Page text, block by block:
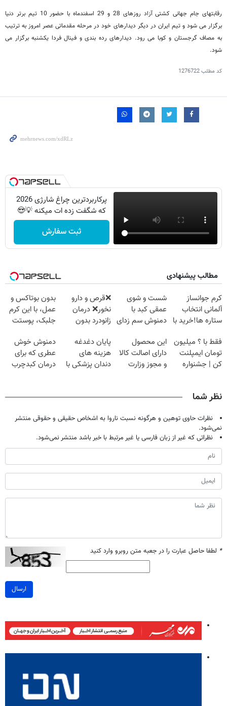
رقابتهای جام جهانی کشتی آزاد روزهای 28 و 29 اسفندماه با حضور 10 تیم برتر دنیا
برگزار می شود و تیم ایران در دیگر دیدارهای خود در مرحله مقدماتی عصر امروز به ترتیب
به مصاف گرجستان و کوبا می رود. دیدارهای رده بندی و فینال فردا یکشنبه برگزار می
شود.
کد مطلب1276722
پرکاربردترین چراغ شارژی 2026
که شگفت زده ات میکنه 💡😍
ثبت سفارش
مطالب پیشنهادی
کرم جوانساز
آلمانی انتخاب
ستاره ها!خرید با
شست و شوی
عمقی کبد با
دمنوش سم زدای
❌قرص‌ و دارو
نخور❌ درمان
زانودرد بدون
بدون بوتاکس و
عمل، با این کرم
جلبک، پوستت
فقط با ؟ میلیون
تومان ایمپلنت
کن | جشنواره
این محصول
دارای اصالت کالا
و مجوز وزارت
پایان دغدغه
هزینه های
دندان پزشکی با
دمنوش خوش
عطری که برای
درمان کبدچرب
نظر شما
نظرات حاوی توهین و هرگونه نسبت ناروا به اشخاص حقیقی و حقوقی منتشر
نمی‌شود.
نظراتی که غیر از زبان فارسی یا غیر مرتبط با خبر باشد منتشر نمی‌شود.
* لطفا حاصل عبارت را در جعبه متن روبرو وارد کنید
ارسال